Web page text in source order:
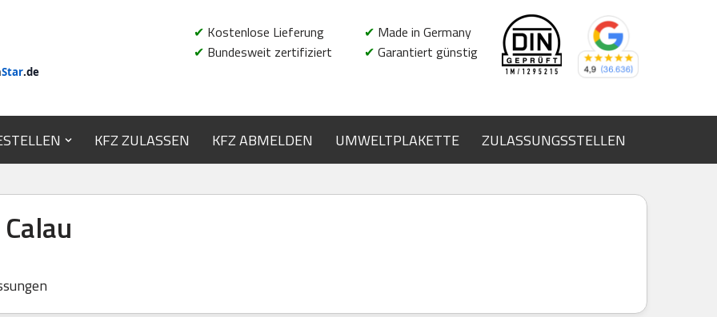
Star.de
✔ Kostenlose Lieferung
✔ Bundesweit zertifiziert
✔ Made in Germany
✔ Garantiert günstig
KFZ ZULASSEN KFZ ABMELDEN UMWELTPLAKETTE ZULASSUNGSSTELLEN